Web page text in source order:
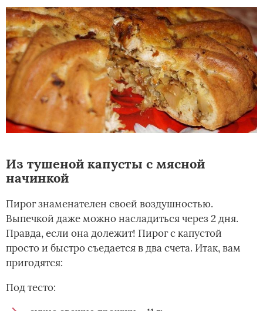
Из тушеной капусты с мясной
начинкой
Пирог знаменателен своей воздушностью.
Выпечкой даже можно насладиться через 2 дня.
Правда, если она долежит! Пирог с капустой
просто и быстро съедается в два счета. Итак, вам
пригодятся:
Под тесто: